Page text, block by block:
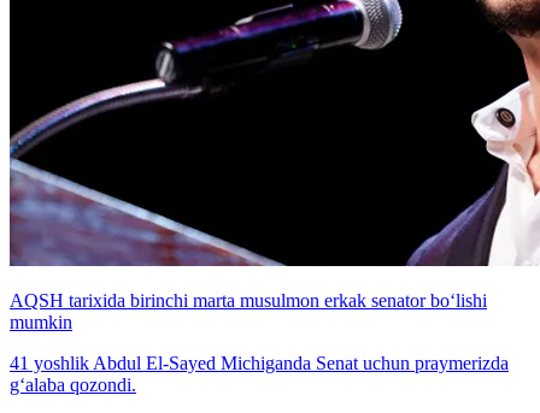
AQSH tarixida birinchi marta musulmon erkak senator bo‘lishi
mumkin
41 yoshlik Abdul El-Sayed Michiganda Senat uchun praymerizda
g‘alaba qozondi.